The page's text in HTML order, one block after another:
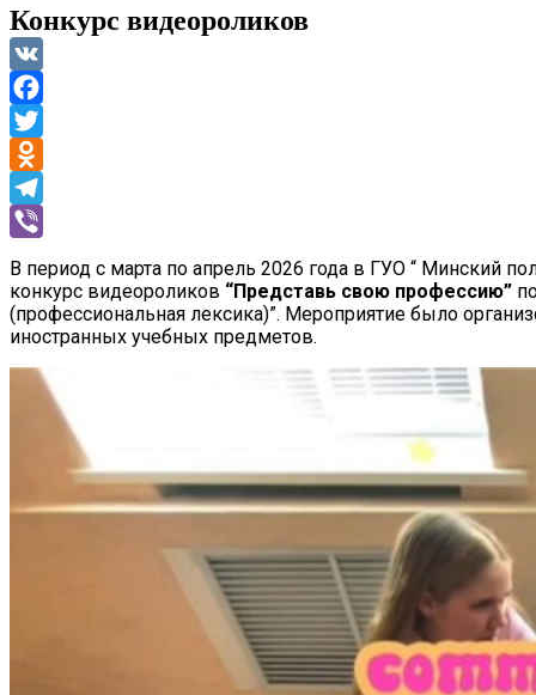
Конкурс видеороликов
VK
Facebook
Twitter
Odnoklassniki
Telegram
В период с марта по апрель 2026 года в ГУО “ Минский
конкурс видеороликов “Представь свою профессию”
(профессиональная лексика)”. Мероприятие было
иностранных учебных предметов.